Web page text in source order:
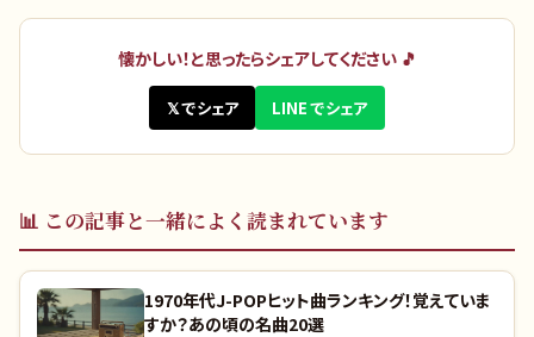
懐かしい！と思ったらシェアしてください 🎵
𝕏 でシェア LINE でシェア
📊 この記事と一緒によく読まれています
1970年代J-POPヒット曲ランキング！覚えていま
すか？あの頃の名曲20選